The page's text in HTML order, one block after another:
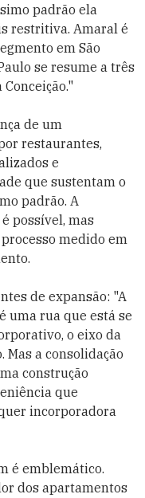
padrão ela
restritiva. Amaral é
em São
se resume a três
de um
restaurantes,
e
que sustentam o
padrão. A
possível, mas
medido em
de expansão: "A
uma rua que está se
o eixo da
Mas a consolidação
construção
que
incorporadora
é emblemático.
dos apartamentos